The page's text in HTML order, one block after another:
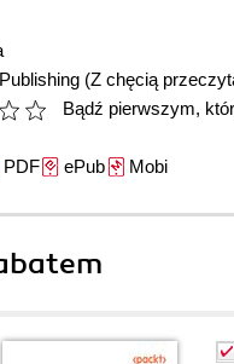
(Z chęcią
Bądź pierwszym,
ePubMobi